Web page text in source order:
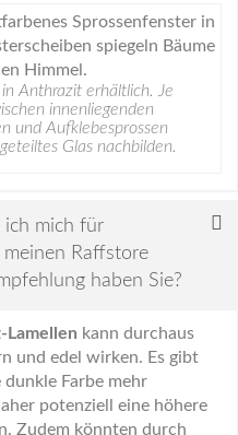
Anthrazit erhältlich. Je
innenliegenden
und Aufklebesprossen
Glas nachbilden.
ich mich für
Raffstore
haben Sie?
Lamellen kann durchaus
und edel wirken. Es gibt
dunkle Farbe mehr
potenziell eine höhere
Zudem könnten durch